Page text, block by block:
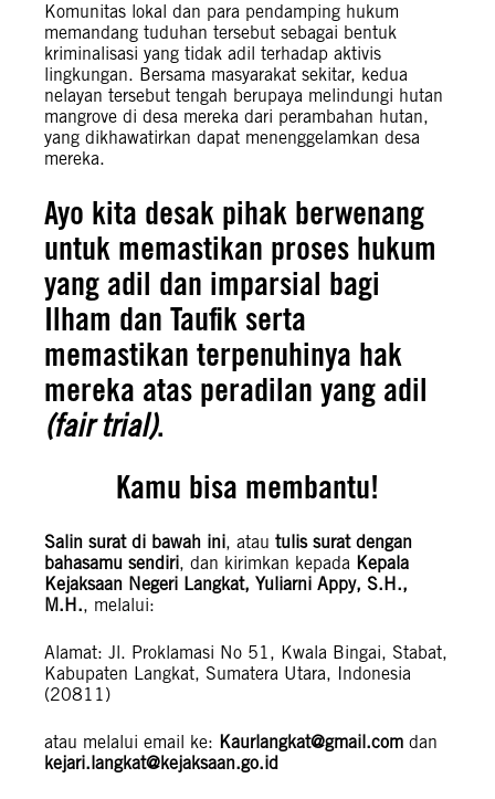
Komunitas lokal dan para pendamping hukum
memandang tuduhan tersebut sebagai bentuk
kriminalisasi yang tidak adil terhadap aktivis
lingkungan. Bersama masyarakat sekitar, kedua
nelayan tersebut tengah berupaya melindungi hutan
mangrove di desa mereka dari perambahan hutan,
yang dikhawatirkan dapat menenggelamkan desa
mereka.
Ayo kita desak pihak berwenang
untuk memastikan proses hukum
yang adil dan imparsial bagi
Ilham dan Taufik serta
memastikan terpenuhinya hak
mereka atas peradilan yang adil
(fair trial).
Kamu bisa membantu!
Salin surat di bawah ini, atau tulis surat dengan
bahasamu sendiri, dan kirimkan kepada Kepala
Kejaksaan Negeri Langkat, Yuliarni Appy, S.H.,
M.H., melalui:
Alamat: Jl. Proklamasi No 51, Kwala Bingai, Stabat,
Kabupaten Langkat, Sumatera Utara, Indonesia
(20811)
atau melalui email ke: Kaurlangkat@gmail.com dan
kejari.langkat@kejaksaan.go.id